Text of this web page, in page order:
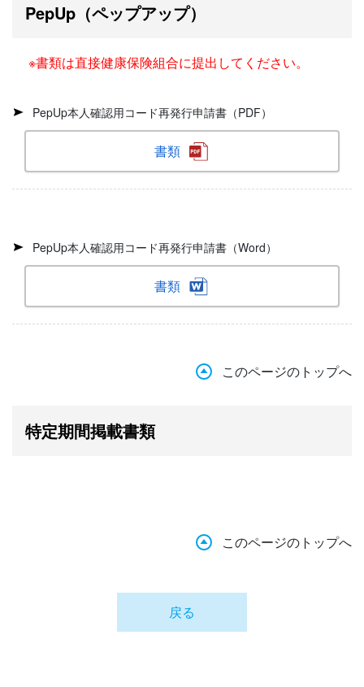
PepUp（ペップアップ）
※書類は直接健康保険組合に提出してください。
PepUp本人確認用コード再発行申請書（PDF）
書類
PepUp本人確認用コード再発行申請書（Word）
書類
このページのトップへ
特定期間掲載書類
このページのトップへ
戻る